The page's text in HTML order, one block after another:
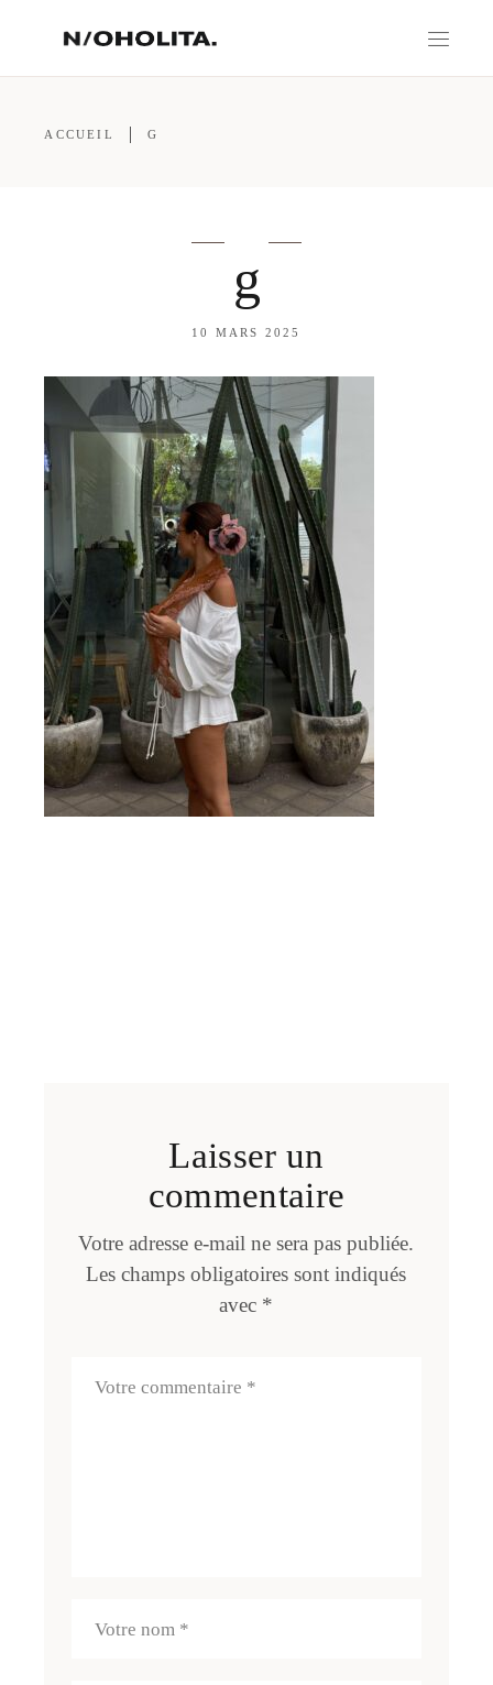
ACCUEIL G
g
10 MARS 2025
Laisser un
commentaire
Votre adresse e-mail ne sera pas publiée.
Les champs obligatoires sont indiqués
avec *